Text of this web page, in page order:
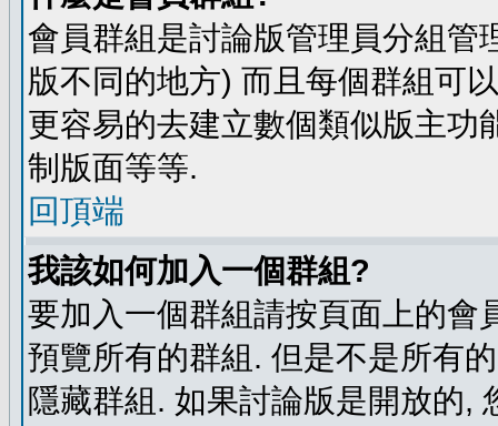
會員群組是討論版管理員分組管
版不同的地方) 而且每個群組可
更容易的去建立數個類似版主功
制版面等等.
回頂端
我該如何加入一個群組?
要加入一個群組請按頁面上的會
預覽所有的群組. 但是不是所有
隱藏群組. 如果討論版是開放的,